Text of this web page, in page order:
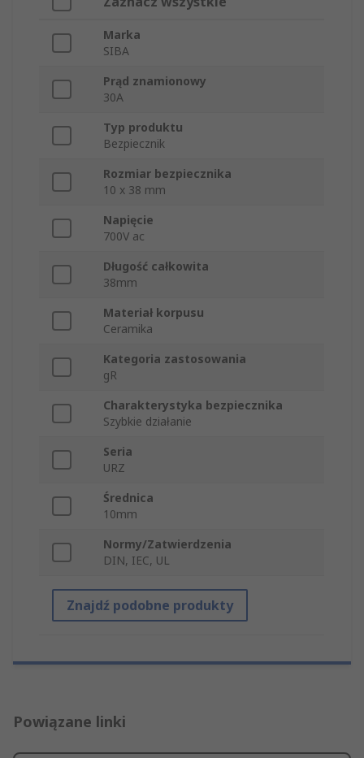
Marka
SIBA
Prąd znamionowy
30A
Typ produktu
Bezpiecznik
Rozmiar bezpiecznika
10 x 38 mm
Napięcie
700V ac
Długość całkowita
38mm
Materiał korpusu
Ceramika
Kategoria zastosowania
gR
Charakterystyka bezpiecznika
Szybkie działanie
Seria
URZ
Średnica
10mm
Normy/Zatwierdzenia
DIN, IEC, UL
Znajdź podobne produkty
Powiązane linki